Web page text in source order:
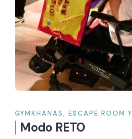
GYMKHANAS, ESCAPE ROOM
Modo RETO